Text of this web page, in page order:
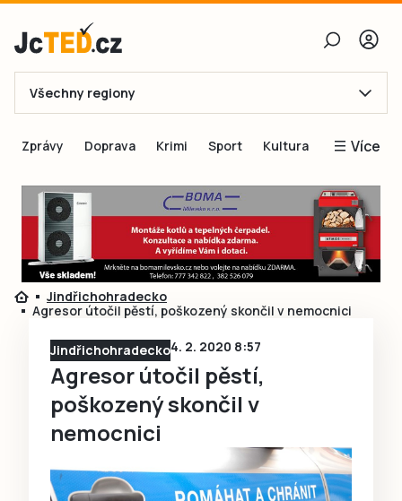
E-mail
Obnovit heslo
Přihlásit se
Přihlásit se přes Facebook
Ještě nemám účet, chci seRegistrovat
Všechny regiony
Zprávy Doprava Krimi Sport Kultura Více
Blogy
Inspirace
Čtenáři píší
Speciální přílohy
Jindřichohradecko
Agresor útočil pěstí, poškozený skončil v nemocnici
Jindřichohradecko4. 2. 2020 8:57
Agresor útočil pěstí,
poškozený skončil v
nemocnici